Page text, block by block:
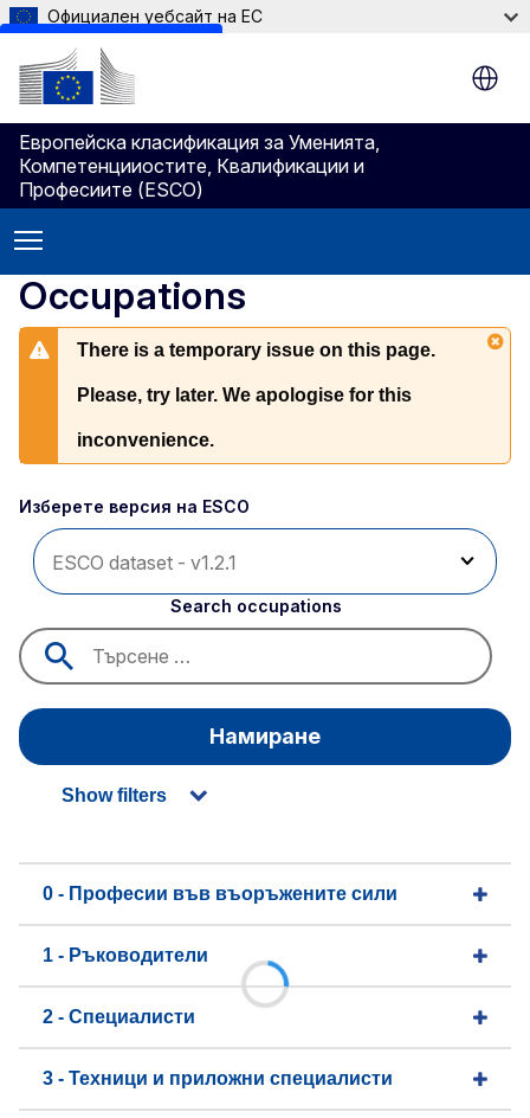
Skip to main content
Официален уебсайт на ЕС
Европейска класификация зa Умениятa,
Компетенцииocтите, Квалификации и
Професиите (ESCO)
Occupations
There is a temporary issue on this page.
Please, try later. We apologise for this
inconvenience.
Изберете версия на ESCO
Search occupations
Намиране
Show filters
0 - Професии във въоръжените сили
1 - Ръководители
2 - Специалисти
3 - Техници и приложни специалисти